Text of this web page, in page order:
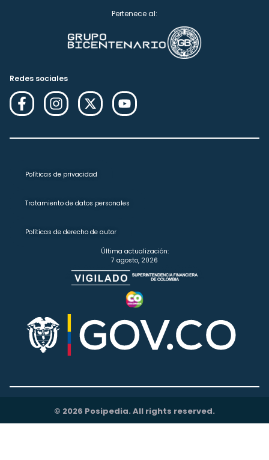
Pertenece al:
Redes sociales
Políticas de privacidad
Tratamiento de datos personales
Políticas de derecho de autor
Última actualización:
7 agosto, 2026
© 2026 Posipedia. All rights reserved.